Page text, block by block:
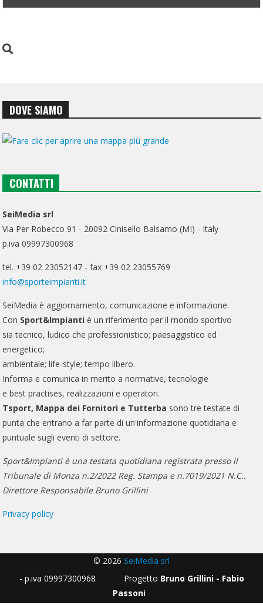
DOVE SIAMO
CONTATTI
SeiMedia srl
Via Per Robecco 91 - 20092 Cinisello Balsamo (MI) - Italy
p.iva 09997300968
tel. +39 02 23052147 - fax +39 02 23055769
info@sporteimpianti.it
SeiMedia è aggiornamento, comunicazione e informazione.
Con Sport&Impianti è un riferimento per il mondo sportivo
sia tecnico, ludico che professionistico; paesaggistico ed
energetico;
ambientale; life-style; tempo libero.
Informa e comunica in merito a normative, tecnologie
e best practises, realizzazioni e operatori.
Tsport, Mappa dei Fornitori e Tutterba sono tre testate di
punta che entrano a far parte di un'informazione quotidiana e
puntuale sugli eventi di settore.
Sport&Impianti è una testata quotidiana registrata presso il
Tribunale di Monza n.2/2022 Reg. Stampa e n.7019/2021 N.C..
Direttore Responsabile Bruno Grillini
Privacy policy
© 2026 SeiMedia srl
- p.iva 09997300968 Progetto Bruno Grillini - Fabio
Passoni